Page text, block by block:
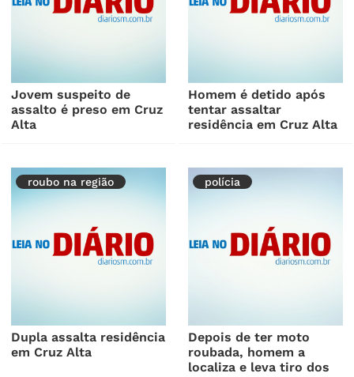
Jovem suspeito de
assalto é preso em Cruz
Alta
Homem é detido após
tentar assaltar
residência em Cruz Alta
roubo na região
Dupla assalta residência
em Cruz Alta
polícia
Depois de ter moto
roubada, homem a
localiza e leva tiro dos